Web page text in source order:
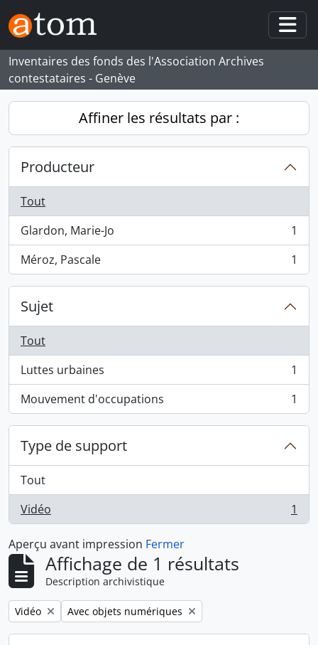
Skip to main content
Inventaires des fonds des l'Association Archives
contestataires - Genève
Affiner les résultats par :
Producteur
Tout
Glardon, Marie-Jo
, 1 résultats
1
Méroz, Pascale
, 1 résultats 1
Sujet
Tout
Luttes urbaines
, 1 résultats
1
Mouvement d'occupations
, 1 résultats 1
Type de support
Tout
Vidéo
, 1 résultats 1
Aperçu avant impression Fermer
Affichage de 1 résultats
Description archivistique
Remove filter:
Vidéo Remove filter:
Avec objets numériques